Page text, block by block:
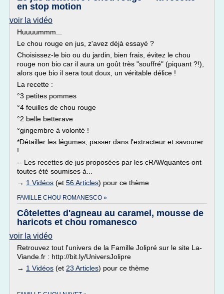
en stop motion
voir la vidéo
Huuuummm...
Le chou rouge en jus, z'avez déjà essayé ?
Choisissez-le bio ou du jardin, bien frais, évitez le chou
rouge non bio car il aura un goût très "souffré" (piquant ?!),
alors que bio il sera tout doux, un véritable délice !
La recette :
°3 petites pommes
°4 feuilles de chou rouge
°2 belle betterave
°gingembre à volonté !
*Détailler les légumes, passer dans l'extracteur et savourer
!
-- Les recettes de jus proposées par les cRAWquantes ont
toutes été soumises à...
→ 1 Vidéos (et 56 Articles) pour ce thème
FAMILLE CHOU ROMANESCO »
Côtelettes d'agneau au caramel, mousse de
haricots et chou romanesco
voir la vidéo
Retrouvez tout l'univers de la Famille Jolipré sur le site La-
Viande.fr : http://bit.ly/UniversJolipre
→ 1 Vidéos (et 23 Articles) pour ce thème